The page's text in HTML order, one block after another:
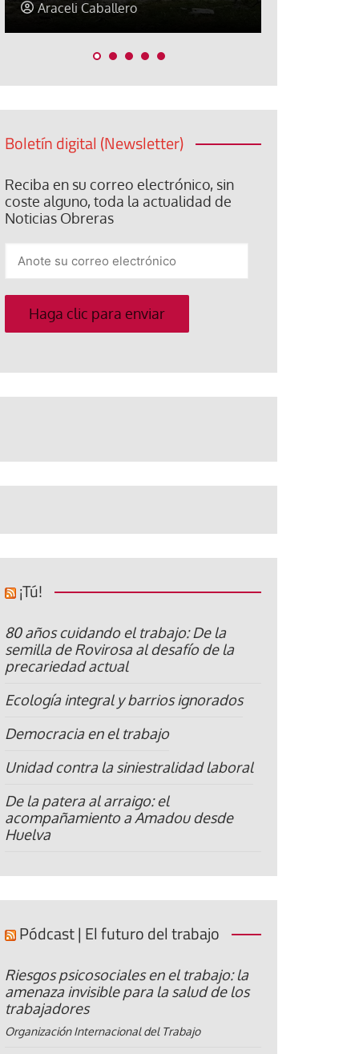
Jorge Hernández
Boletín digital (Newsletter)
Reciba en su correo electrónico, sin
coste alguno, toda la actualidad de
Noticias Obreras
su
correo
electrónico
Haga clic para enviar
¡Tú!
80 años cuidando el trabajo: De la
semilla de Rovirosa al desafío de la
precariedad actual
Ecología integral y barrios ignorados
Democracia en el trabajo
Unidad contra la siniestralidad laboral
De la patera al arraigo: el
acompañamiento a Amadou desde
Huelva
Pódcast | El futuro del trabajo
Riesgos psicosociales en el trabajo: la
amenaza invisible para la salud de los
trabajadores
Organización Internacional del Trabajo